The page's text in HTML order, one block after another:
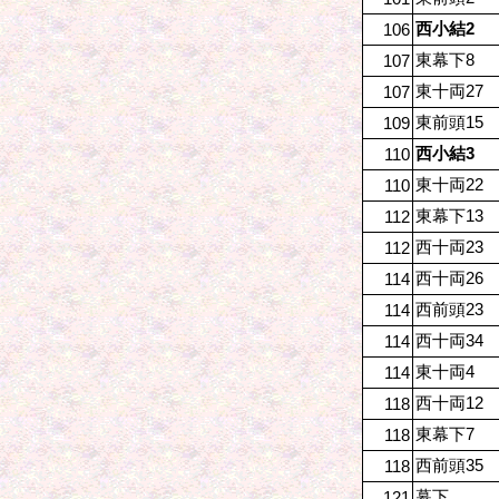
106 西小結2
107 東幕下8
107 東十両27
109 東前頭15
110 西小結3
110 東十両22
112 東幕下13
112 西十両23
114 西十両26
114 西前頭23
114 西十両34
114 東十両4
118 西十両12
118 東幕下7
118 西前頭35